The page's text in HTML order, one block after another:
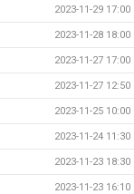
2023-11-29 17:00
2023-11-28 18:00
2023-11-27 17:00
2023-11-27 12:50
2023-11-25 10:00
2023-11-24 11:30
2023-11-23 18:30
2023-11-23 16:10